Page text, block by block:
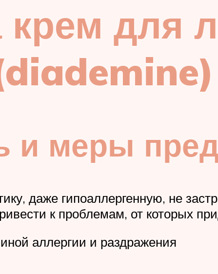
для
и меры
даже гипоаллергенную, не
к проблемам, от которых
аллергии и раздражения